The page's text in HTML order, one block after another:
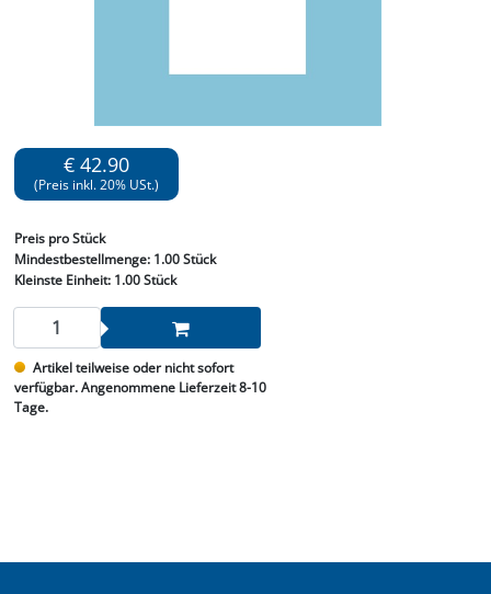
€ 42.90
(Preis inkl. 20% USt.)
Preis pro Stück
Mindestbestellmenge: 1.00 Stück
Kleinste Einheit:1.00 Stück
Artikel teilweise oder nicht sofort
verfügbar. Angenommene Lieferzeit 8-10
Tage.